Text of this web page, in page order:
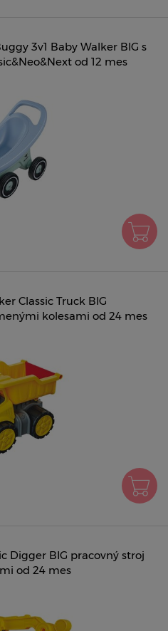
3v1 Baby Walker BIG s
od 12 mes
Classic Truck BIG
kolesami od 24 mes
Digger BIG pracovný stroj
od 24 mes